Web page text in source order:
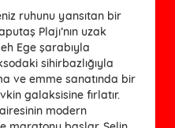
ruhunu yansıtan bir
Plajı’nın uzak
Ege şarabıyla
sihirbazlığıyla
ve emme sanatında bir
galaksisine fırlatır.
modern